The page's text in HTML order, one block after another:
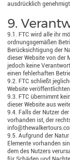
ausdrücklich
9.
9.1. FTC wird alle ihr
ordnungsgemäßen
Berücksichtigung der
dieser Website von der
jedoch keine
einen fehlerhaften
9.2. FTC schließt
Website
9.3. FTC übernimmt
dieser Website aus
9.4. Falls der Nutzer
vorhanden ist, der
9.5. Aufgrund der
Elemente vorhanden
dem des Nutzers